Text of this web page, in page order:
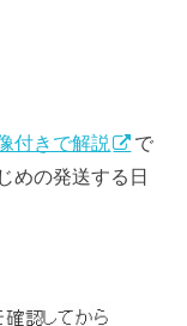
付きで解説
で
めの発送する日